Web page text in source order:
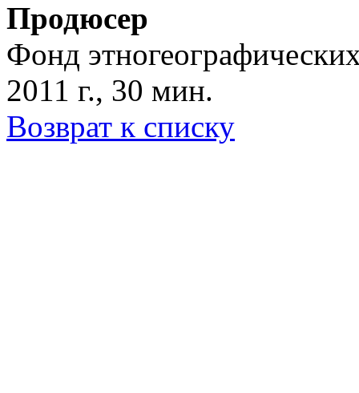
Продюсер
Фонд
2011 г., 30 мин.
Возврат к списку